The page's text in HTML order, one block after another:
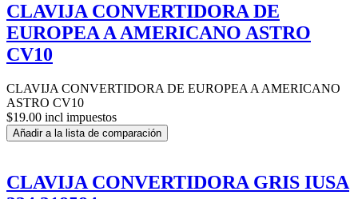
CLAVIJA CONVERTIDORA DE
EUROPEA A AMERICANO ASTRO
CV10
CLAVIJA CONVERTIDORA DE EUROPEA A AMERICANO
ASTRO CV10
$19.00 incl impuestos
Añadir a la lista de comparación
CLAVIJA CONVERTIDORA GRIS IUSA